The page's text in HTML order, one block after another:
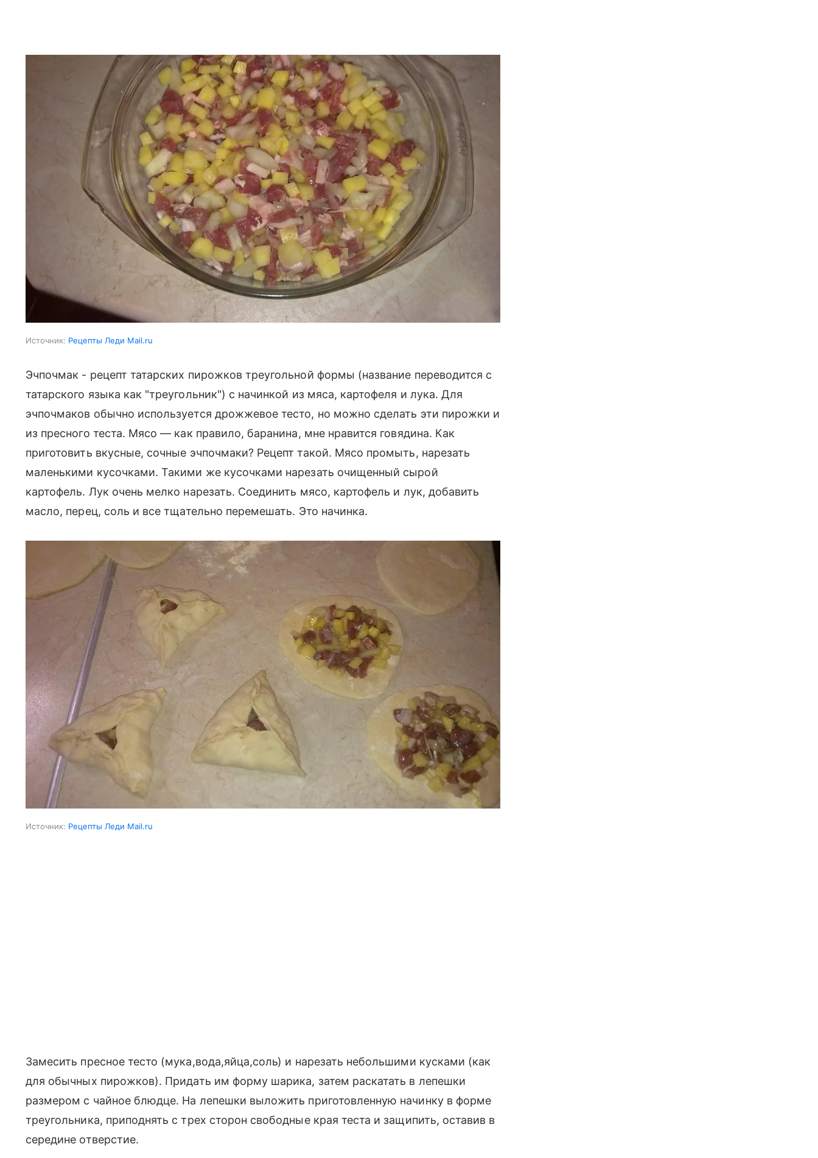
Источник: Рецепты Леди Mail.ru
Эчпочмак - рецепт татарских пирожков треугольной формы (название переводится с
татарского языка как "треугольник") с начинкой из мяса, картофеля и лука. Для
эчпочмаков обычно используется дрожжевое тесто, но можно сделать эти пирожки и
из пресного теста. Мясо — как правило, баранина, мне нравится говядина. Как
приготовить вкусные, сочные эчпочмаки? Рецепт такой. Мясо промыть, нарезать
маленькими кусочками. Такими же кусочками нарезать очищенный сырой
картофель. Лук очень мелко нарезать. Соединить мясо, картофель и лук, добавить
масло, перец, соль и все тщательно перемешать. Это начинка.
Источник: Рецепты Леди Mail.ru
Замесить пресное тесто (мука,вода,яйца,соль) и нарезать небольшими кусками (как
для обычных пирожков). Придать им форму шарика, затем раскатать в лепешки
размером с чайное блюдце. На лепешки выложить приготовленную начинку в форме
треугольника, приподнять с трех сторон свободные края теста и защипить, оставив в
середине отверстие.